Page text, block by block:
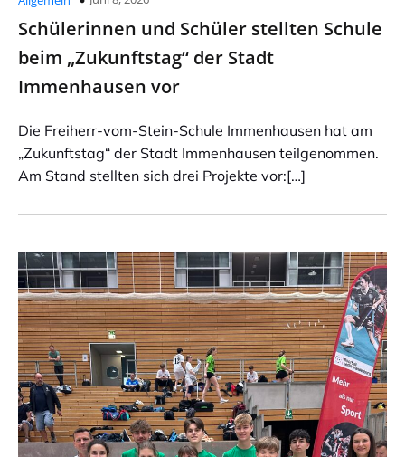
Schülerinnen und Schüler stellten Schule
beim „Zukunftstag“ der Stadt
Immenhausen vor
Die Freiherr-vom-Stein-Schule Immenhausen hat am
„Zukunftstag“ der Stadt Immenhausen teilgenommen.
Am Stand stellten sich drei Projekte vor:[…]